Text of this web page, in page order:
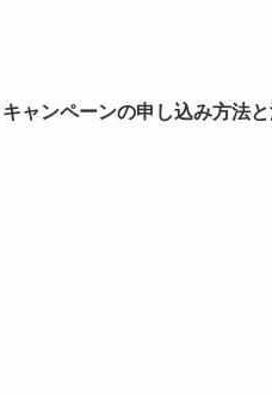
ャンペーンの申し込み方法